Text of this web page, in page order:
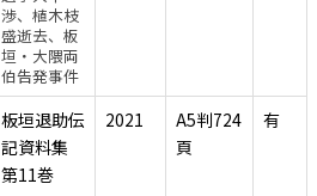
渉、植木枝
盛逝去、板
垣・大隈両
伯告発事件
板垣退助伝
記資料集
第11巻
2021
A5判724
頁
有